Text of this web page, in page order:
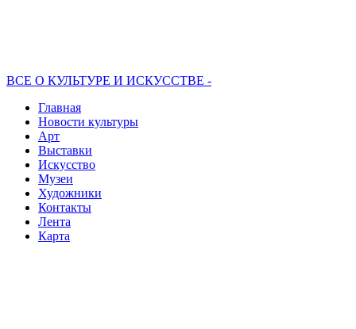
ВСЕ О КУЛЬТУРЕ И ИСКУССТВЕ -
Главная
Новости культуры
Арт
Выставки
Искусство
Музеи
Художники
Контакты
Лента
Карта